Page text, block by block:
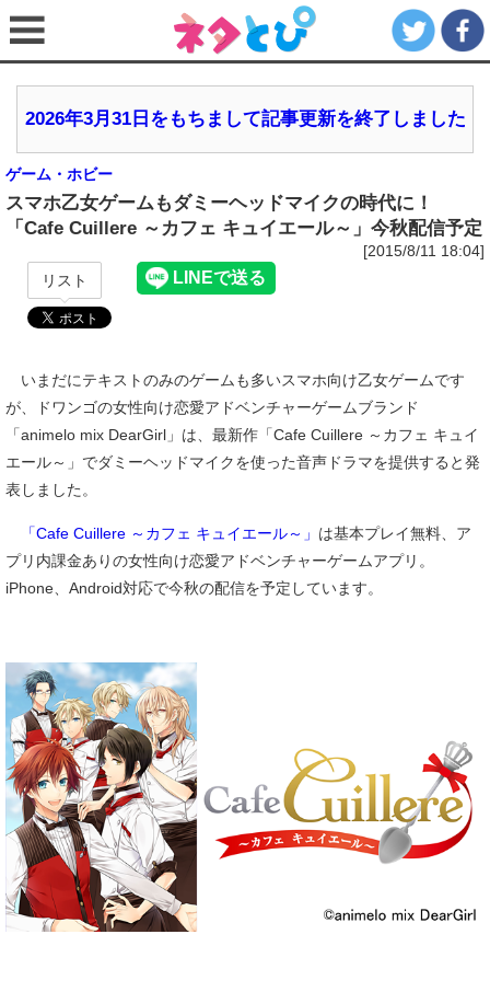
2026年3月31日をもちまして記事更新を終了しました
ゲーム・ホビー
スマホ乙女ゲームもダミーヘッドマイクの時代に！
「Cafe Cuillere ～カフェ キュイエール～」今秋配信予定
[2015/8/11 18:04]
リスト
いまだにテキストのみのゲームも多いスマホ向け乙女ゲームです
が、ドワンゴの女性向け恋愛アドベンチャーゲームブランド
「animelo mix DearGirl」は、最新作「Cafe Cuillere ～カフェ キュイ
エール～」でダミーヘッドマイクを使った音声ドラマを提供すると発
表しました。
「Cafe Cuillere ～カフェ キュイエール～」 は基本プレイ無料、ア
プリ内課金ありの女性向け恋愛アドベンチャーゲームアプリ。
iPhone、Android対応で今秋の配信を予定しています。